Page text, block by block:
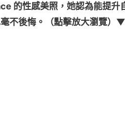
的性感美照，她認為能提升
毫不後悔。（點擊放大瀏覽